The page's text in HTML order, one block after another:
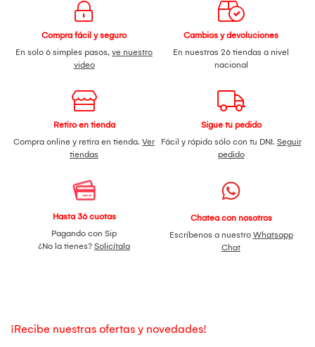
Compra fácil y seguro
En solo 6 simples pasos, ve nuestro
video
Cambios y devoluciones
En nuestras 26 tiendas a nivel
nacional
Retiro en tienda
Compra online y retira en tienda. Ver
tiendas
Sigue tu pedido
Fácil y rápido sólo con tu DNI. Seguir
pedido
Hasta 36 cuotas
Pagando con Sip
¿No la tienes? Solicítala
Chatea con nosotros
Escríbenos a nuestro Whatsapp
Chat
¡Recibe nuestras ofertas y novedades!